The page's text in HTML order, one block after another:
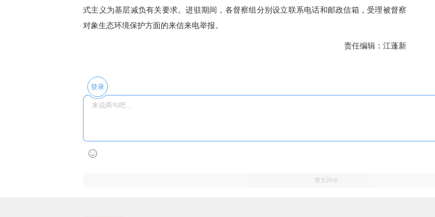
式主义为基层减负有关要求。进驻期间，各督察组分别设立联系电话和邮政信箱，受理被督察
对象生态环境保护方面的来信来电举报。
责任编辑：江蓬新
登录
暂无评论